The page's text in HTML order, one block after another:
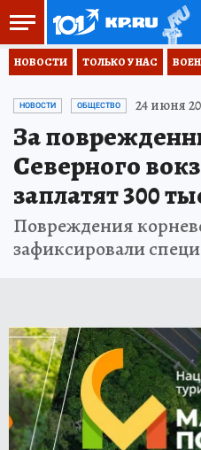
НОВОСТИ ТОЛЬКО У НАС
НОВОСТИ ОБЩЕСТВО 24 июня
За
Северного
заплатят 300
Повреждения
зафиксировали